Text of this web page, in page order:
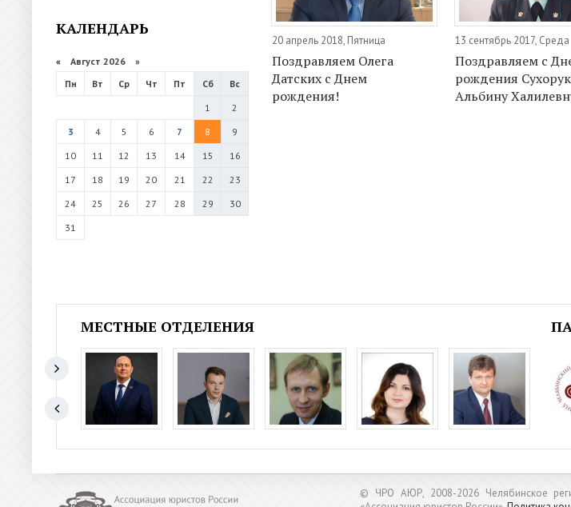
КАЛЕНДАРЬ
« Август 2026 »
Пн
Вт Ср Чт Пт Сб
Вс
1
2
3
4 5 6 7 8
9
10
11 12 13 14 15
16
17
18 19 20 21 22
23
24
25 26 27 28 29
30
31
20 апрель 2018, Пятница
Поздравляем Олега
Датских с Днем
рождения!
13 сентябрь 2017, Среда
Поздравляем с
рождения
Альбину
МЕСТНЫЕ ОТДЕЛЕНИЯ
© ЧРО АЮР, 2008-2026 Челябинское